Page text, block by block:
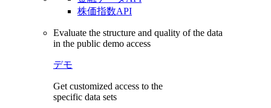
株価指数API
Evaluate the structure and quality of the data
in the public demo access
デモ
Get customized access to the
specific data sets